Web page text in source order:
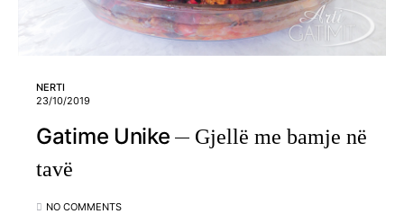
NERTI
23/10/2019
Gatime Unike
Gjellë me bamje në
tavë
NO COMMENTS